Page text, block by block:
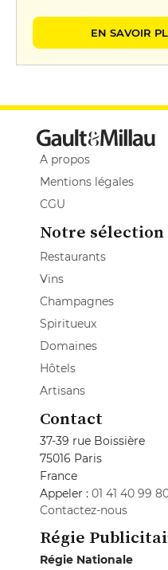
EN SAVOIR
A propos
Mentions légales
CGU
Notre sélection
Restaurants
Vins
Champagnes
Spiritueux
Domaines
Hôtels
Artisans
Contact
37-39 rue Boissière
75016 Paris
France
Appeler : 01 41 40 99
Contactez-nous
Régie
Régie Nationale